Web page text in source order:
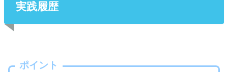
実践履歴
ポイント